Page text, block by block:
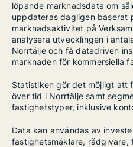
löpande marknadsdata om
uppdateras dagligen baserat
marknadsaktivitet på
analysera utvecklingen i
Norrtälje och få datadriven
marknaden för kommersiella
Statistiken gör det möjligt att
över tid i Norrtälje samt
fastighetstyper, inklusive
Data kan användas av
fastighetsmäklare, rådgivare,